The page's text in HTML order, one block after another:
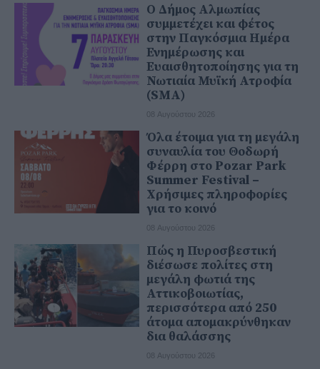
Ο Δήμος Αλμωπίας
συμμετέχει και φέτος
στην Παγκόσμια Ημέρα
Ενημέρωσης και
Ευαισθητοποίησης για τη
Νωτιαία Μυϊκή Ατροφία
(SMA)
08 Αυγούστου 2026
Όλα έτοιμα για τη μεγάλη
συναυλία του Θοδωρή
Φέρρη στο Pozar Park
Summer Festival –
Χρήσιμες πληροφορίες
για το κοινό
08 Αυγούστου 2026
Πώς η Πυροσβεστική
διέσωσε πολίτες στη
μεγάλη φωτιά της
Αττικοβοιωτίας,
περισσότερα από 250
άτομα απομακρύνθηκαν
δια θαλάσσης
08 Αυγούστου 2026